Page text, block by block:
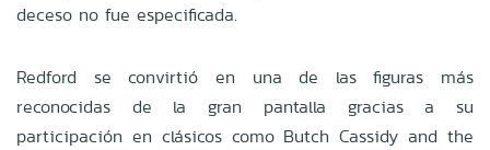
deceso no fue especificada.
Redford se convirtió en una de las figuras más
reconocidas de la gran pantalla gracias a su
participación en clásicos como Butch Cassidy and the